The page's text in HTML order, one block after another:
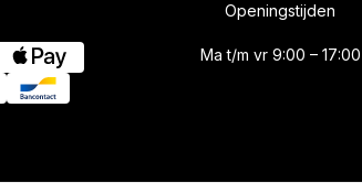
Openingstijden
Ma t/m vr 9:00 – 17:00